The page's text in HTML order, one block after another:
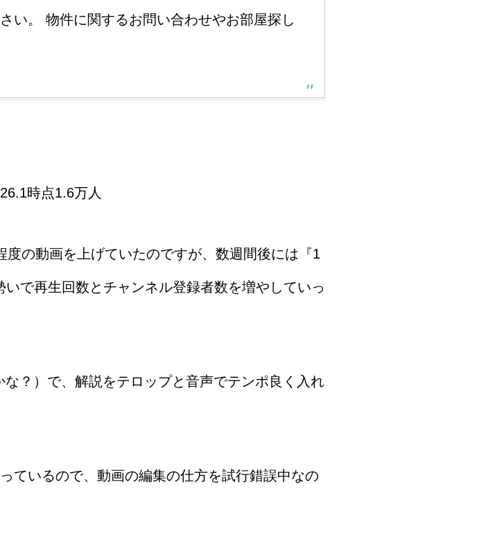
い。 物件に関するお問い合わせやお部屋探し
時点1.6万人
の動画を上げていたのですが、数週間後には『1
で再生回数とチャンネル登録者数を増やしていっ
？）で、解説をテロップと音声でテンポ良く入れ
ているので、動画の編集の仕方を試行錯誤中なの